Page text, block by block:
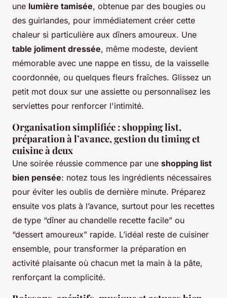
une lumière tamisée, obtenue par des bougies ou
des guirlandes, pour immédiatement créer cette
chaleur si particulière aux dîners amoureux. Une
table joliment dressée, même modeste, devient
mémorable avec une nappe en tissu, de la vaisselle
coordonnée, ou quelques fleurs fraîches. Glissez un
petit mot doux sur une assiette ou personnalisez les
serviettes pour renforcer l'intimité.
Organisation simplifiée : shopping list,
préparation à l’avance, gestion du timing et
cuisine à deux
Une soirée réussie commence par une shopping list
bien pensée: notez tous les ingrédients nécessaires
pour éviter les oublis de dernière minute. Préparez
ensuite vos plats à l’avance, surtout pour les recettes
de type “dîner au chandelle recette facile” ou
“dessert amoureux” rapide. L’idéal reste de cuisiner
ensemble, pour transformer la préparation en
activité plaisante où chacun met la main à la pâte,
renforçant la complicité.